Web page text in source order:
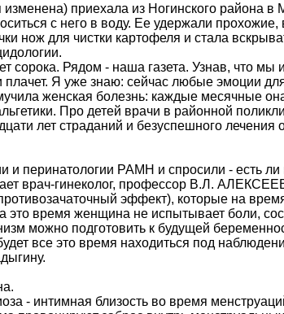
приехала из Ногинского района в
с него в воду. Ее удержали прохожие,
нож для чистки картофеля и стала
сорока. Рядом - наша газета. Узнав, что мы
Я уже знаю: сейчас любые эмоции
женская болезнь: каждые месячные
Про детей врачи в районной
лет страданий и безуспешного лечения
и перинатологии РАМН и спросили - есть
врач-гинеколог, профессор В.Л.
эффект), которые на
это время женщина не испытывает боли,
можно подготовить к будущей
все это время находиться под
- интимная близость во время